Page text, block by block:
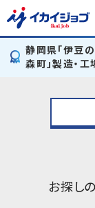
静岡県「伊豆の
森町」製造・
お探し